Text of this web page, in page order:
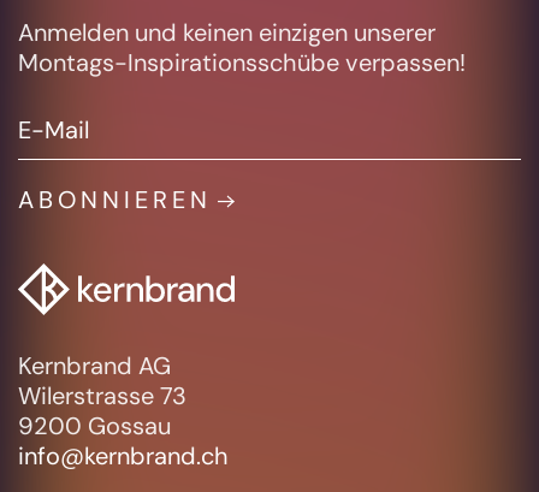
Anmelden und keinen einzigen unserer
Montags-Inspirationsschübe verpassen!
ABONNIEREN
Kernbrand AG
Wilerstrasse 73
9200 Gossau
info@kernbrand.ch